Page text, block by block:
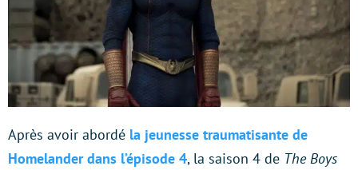
Après avoir abordé la jeunesse traumatisante de
Homelander dans l’épisode 4, la saison 4 de The Boys